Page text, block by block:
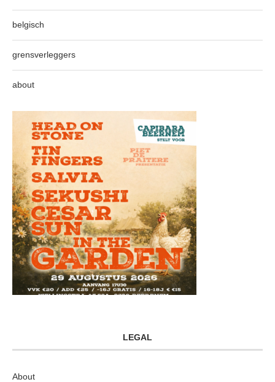
belgisch
grensverleggers
about
LEGAL
About